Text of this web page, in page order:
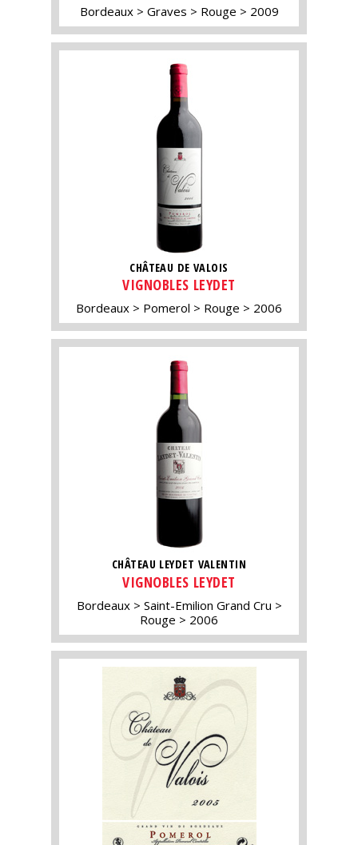
Bordeaux Graves Rouge 2009
CHÂTEAU DE VALOIS
VIGNOBLES LEYDET
Bordeaux Pomerol Rouge 2006
CHÂTEAU LEYDET VALENTIN
VIGNOBLES LEYDET
Bordeaux
Saint-Emilion Grand Cru
Rouge
2006